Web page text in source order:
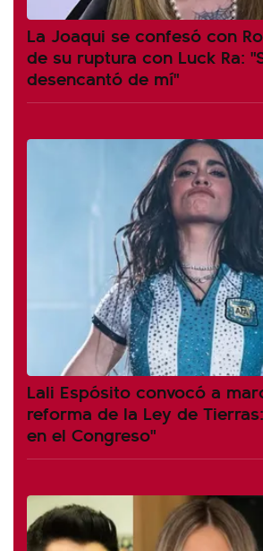
La Joaqui se confesó con
de su ruptura con Luck Ra:
desencantó de mí"
Lali Espósito convocó a
reforma de la Ley de
en el Congreso"